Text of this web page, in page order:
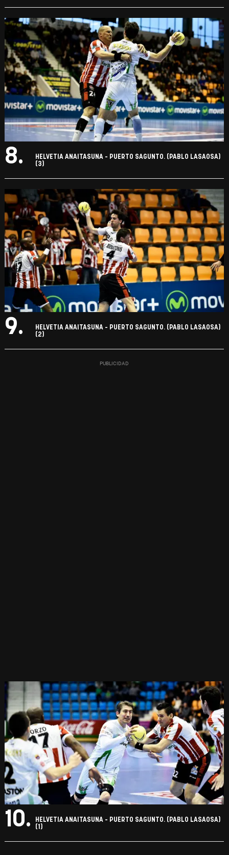
8.
HELVETIA ANAITASUNA - PUERTO SAGUNTO. (PABLO LASAOSA)
(3)
9.
HELVETIA ANAITASUNA - PUERTO SAGUNTO. (PABLO LASAOSA)
(2)
10.
HELVETIA ANAITASUNA - PUERTO SAGUNTO. (PABLO LASAOSA)
(1)